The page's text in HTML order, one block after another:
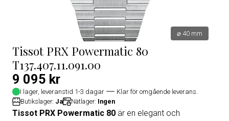
⌀ 40 mm
Tissot PRX Powermatic 80
T137.407.11.091.00
9 095 kr
I lager, leveranstid 1-3 dagar
Klar för omgående leverans.
Butikslager: Ja Nätlager: Ingen
Tissot PRX Powermatic 80 är en elegant och